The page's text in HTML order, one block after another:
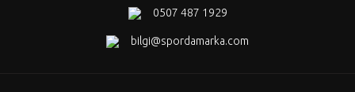
0507 487 1929
bilgi@spordamarka.com